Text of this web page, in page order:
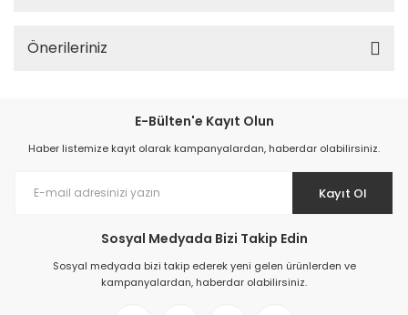
Önerileriniz
E-Bülten'e Kayıt Olun
Haber listemize kayıt olarak kampanyalardan, haberdar olabilirsiniz.
Kayıt Ol
Sosyal Medyada Bizi Takip Edin
Sosyal medyada bizi takip ederek yeni gelen ürünlerden ve
kampanyalardan, haberdar olabilirsiniz.